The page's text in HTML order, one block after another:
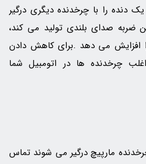
دنده را با چرخدنده دیگری درگیر
ضربه صدای بلندی تولید می کند،
افزایش می دهد .برای کاهش دادن
چرخدنده ها در اتومبیل شما
مارپیچ درگیر می شوند تماس